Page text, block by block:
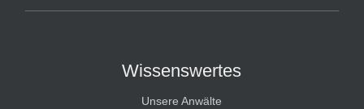
Wissenswertes
Unsere Anwälte